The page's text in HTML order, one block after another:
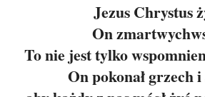
Jezus Chrystus
On
To nie jest tylko
On pokonał grzech